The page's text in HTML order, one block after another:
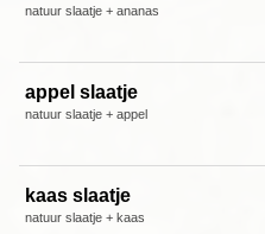
natuur slaatje + ananas
appel slaatje
natuur slaatje + appel
kaas slaatje
natuur slaatje + kaas